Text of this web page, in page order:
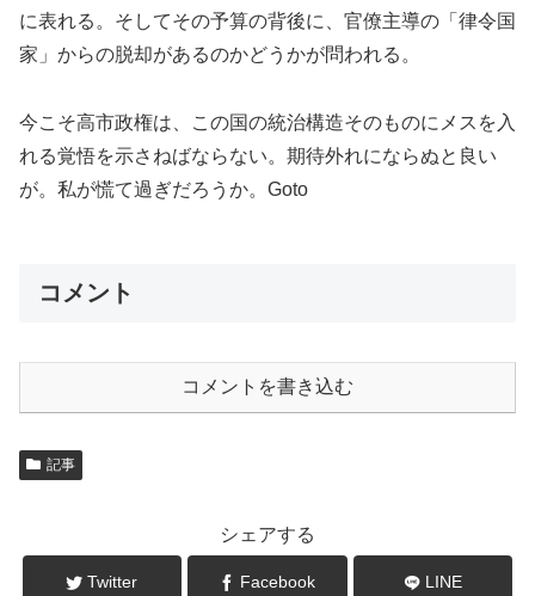
に表れる。そしてその予算の背後に、官僚主導の「律令国
家」からの脱却があるのかどうかが問われる。
今こそ高市政権は、この国の統治構造そのものにメスを入
れる覚悟を示さねばならない。期待外れにならぬと良い
が。私が慌て過ぎだろうか。Goto
コメント
コメントを書き込む
記事
シェアする
Twitter Facebook LINE